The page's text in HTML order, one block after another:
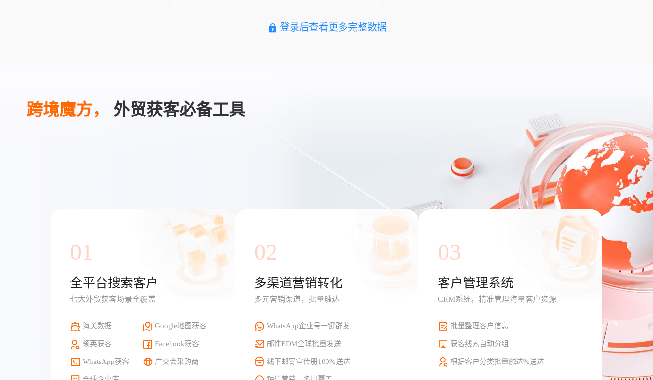
登录后查看更多完整数据
跨境魔方， 外贸获客必备工具
01
全平台搜索客户
七大外贸获客场景全覆盖
海关数据 Google地图获客
领英获客 Facebook获客
WhatsApp获客 广交会采购商
02
多渠道营销转化
多元营销渠道，批量触达
WhatsApp企业号一键群发
邮件EDM全球批量发送
线下邮寄宣传册100%送达
03
客户管理系统
CRM系统，精准管理海量客户资源
批量整理客户信息
获客线索自动分组
根据客户分类批量触达%送达